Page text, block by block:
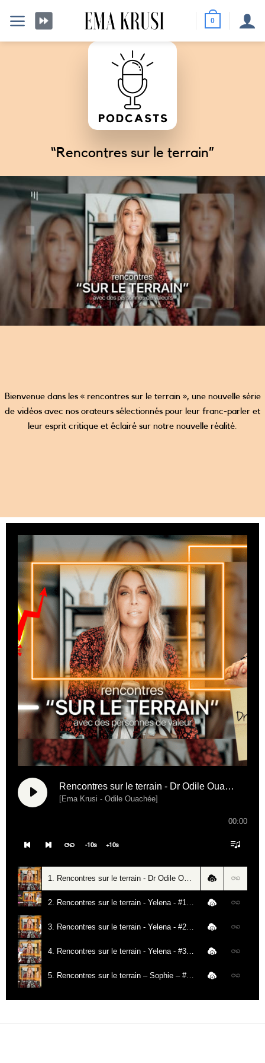
au
0
“Rencontres sur le terrain”
Bienvenue dans les « rencontres sur le terrain », une nouvelle série
de vidéos avec nos orateurs sélectionnés pour leur franc-parler et
leur esprit critique et éclairé sur notre nouvelle réalité.
Rencontres sur le terrain - Dr Odile Ouachée - Trousse de soin Covid [24.06.2021]
[Ema Krusi - Odile Ouachée]
00:00
-10s +10s
1. Rencontres sur le terrain - Dr Odile Ouachée - Trousse de soin Covid [24.06.2021] - [Ema Krusi - Odile Ouachée]
2. Rencontres sur le terrain - Yelena - #1 - La suite de mon combat [23.08.2021] - [Ema Krusi - Yelena]
3. Rencontres sur le terrain - Yelena - #2 - Ce que j'ai compris sur l'école [30.08.2021] - [Ema Krusi - Yelena]
4. Rencontres sur le terrain - Yelena - #3 - Je vais faire l'école à la maison [16.09.2021] - [Ema Krusi - Yelena]
5. Rencontres sur le terrain – Sophie – #4 – "Je sors ma fille de ce système" [05.10.2021] - [Ema Krusi - Sophie]